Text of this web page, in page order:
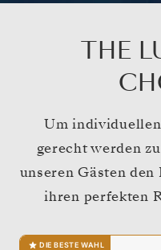
THE
Um
gerecht werden
unseren Gästen
ihren perfekten
DIE BESTE WAHL